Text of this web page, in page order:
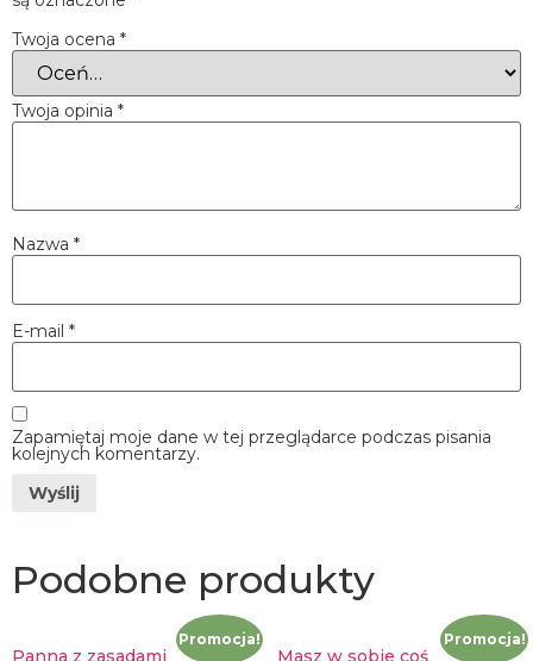
Twoja ocena *
Twoja opinia *
Nazwa *
E-mail *
Zapamiętaj moje dane w tej przeglądarce podczas pisania
kolejnych komentarzy.
Podobne produkty
Promocja!
Panna z zasadami
Promocja!
Masz w sobie coś